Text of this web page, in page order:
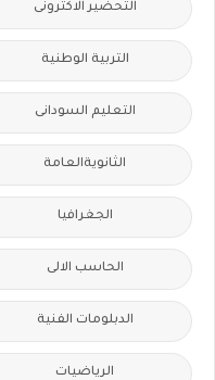
التحضير الاكترونى
التربية الوطنية
التعليم السودانى
الثانويةالعامة
الجغرافيا
الحاسب الالى
الدبلومات الفنية
الرياضيات